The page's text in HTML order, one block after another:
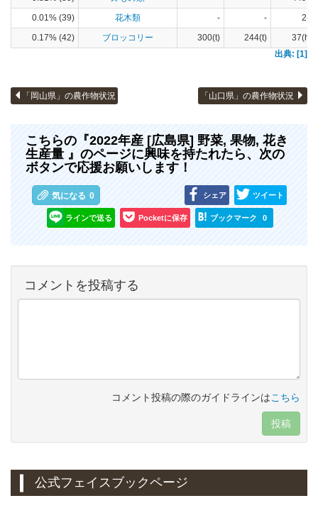
0.01% (39)
花木類 - -
2(a)
0.17% (42)
ブロッコリー 300(t) 244(t)
37(ha)
出典: [1]
「岡山県」の農作物状況 「山口県」の農作物状況
こちらの『2022年産 [広島県] 野菜, 果物, 花き
生産量 』のページに興味を持たれたら、次の
ボタンで応援お願いします！
気になる 0 シェア ツイート
ラインで送る Pocketに保存 ブックマーク 0
コメントを投稿する
コメント投稿の際のガイドラインはこちら
投稿
公式フェイスブックページ